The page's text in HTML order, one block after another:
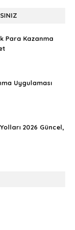
Para Kazanma
Uygulaması
2026 Güncel,